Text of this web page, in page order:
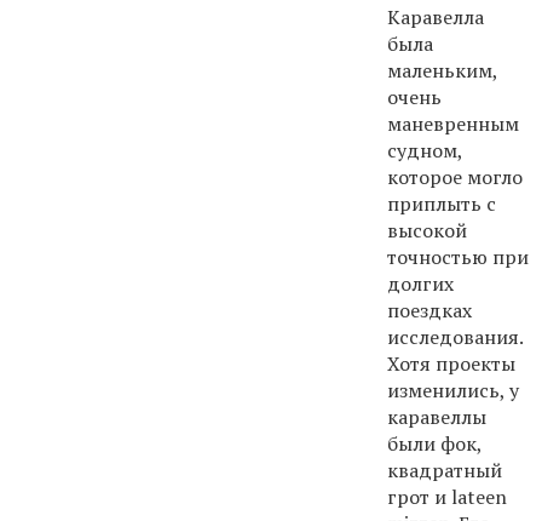
Каравелла
была
маленьким,
очень
маневренным
судном,
которое могло
приплыть с
высокой
точностью при
долгих
поездках
исследования.
Хотя проекты
изменились, у
каравеллы
были фок,
квадратный
грот и lateen